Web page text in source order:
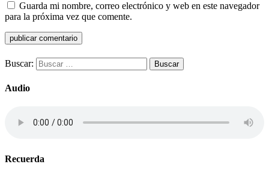
Guarda mi nombre, correo electrónico y web en este navegador
para la próxima vez que comente.
Buscar:
Audio
Recuerda